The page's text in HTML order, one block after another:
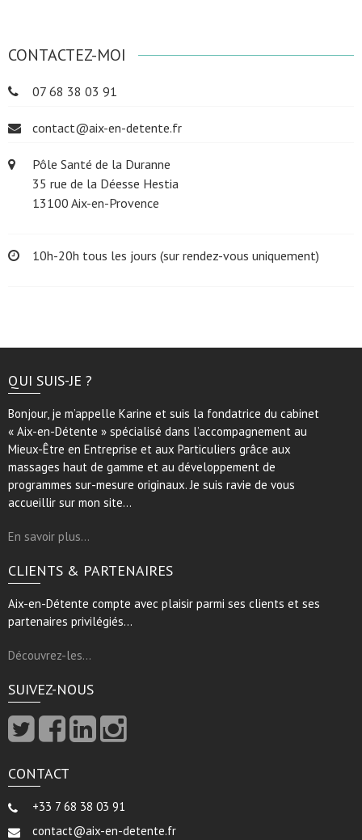
CONTACTEZ-MOI
07 68 38 03 91
contact@aix-en-detente.fr
Pôle Santé de la Duranne
35 rue de la Déesse Hestia
13100 Aix-en-Provence
10h-20h tous les jours (sur rendez-vous uniquement)
QUI SUIS-JE ?
Bonjour, je m’appelle Karine et suis la fondatrice du cabinet
« Aix-en-Détente » spécialisé dans l’accompagnement au
Mieux-Être en Entreprise et aux Particuliers grâce aux
massages haut de gamme et au développement de
programmes sur-mesure originaux. Je suis ravie de vous
accueillir sur mon site…
En savoir plus…
CLIENTS & PARTENAIRES
Aix-en-Détente compte avec plaisir parmi ses clients et ses
partenaires privilégiés…
Découvrez-les…
SUIVEZ-NOUS
CONTACT
+33 7 68 38 03 91
contact@aix-en-detente.fr